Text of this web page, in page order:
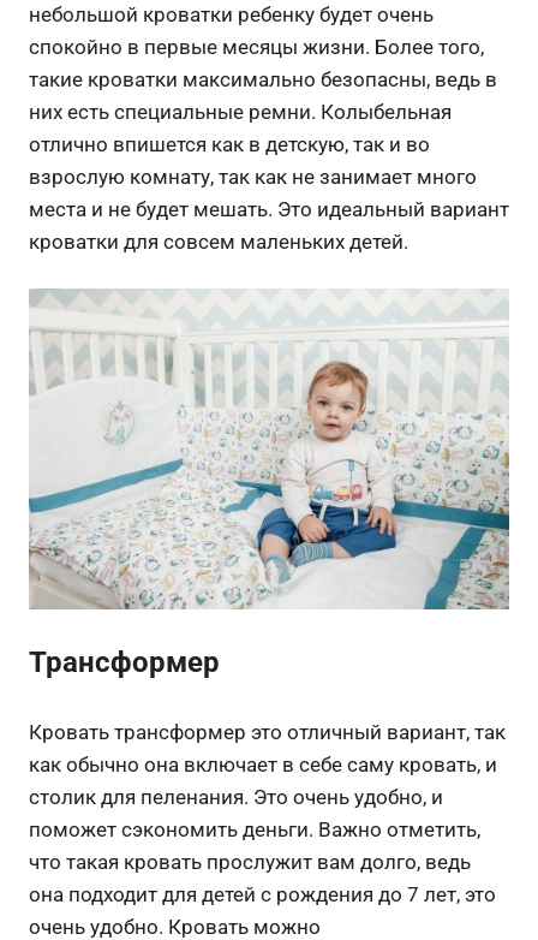
небольшой кроватки ребенку будет очень
спокойно в первые месяцы жизни. Более того,
такие кроватки максимально безопасны, ведь в
них есть специальные ремни. Колыбельная
отлично впишется как в детскую, так и во
взрослую комнату, так как не занимает много
места и не будет мешать. Это идеальный вариант
кроватки для совсем маленьких детей.
Трансформер
Кровать трансформер это отличный вариант, так
как обычно она включает в себе саму кровать, и
столик для пеленания. Это очень удобно, и
поможет сэкономить деньги. Важно отметить,
что такая кровать прослужит вам долго, ведь
она подходит для детей с рождения до 7 лет, это
очень удобно. Кровать можно